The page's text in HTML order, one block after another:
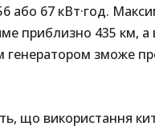
або 67 кВт·год.
приблизно 435 км, а
генератором зможе
що використання